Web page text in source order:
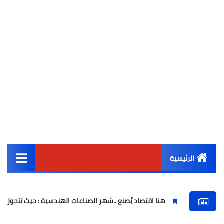
الرئيسية
أخبار مصر
هنا اقتصاد يُصنع ..شهر الصناعات الهندسية : حيث تتحول الفكرة إلى